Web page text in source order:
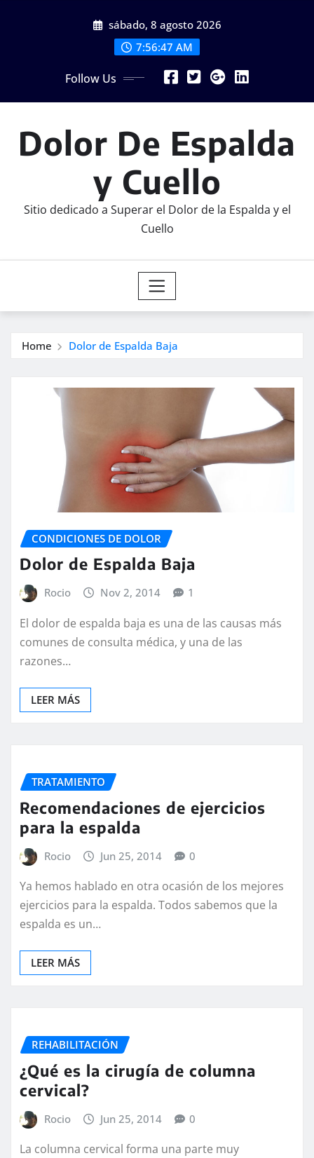
sábado, 8 agosto 2026
7:56:47 AM
Follow Us
Dolor De Espalda
y Cuello
Sitio dedicado a Superar el Dolor de la Espalda y el
Cuello
Home Dolor de Espalda Baja
CONDICIONES DE DOLOR
Dolor de Espalda Baja
Rocio Nov 2, 2014 1
El dolor de espalda baja es una de las causas más
comunes de consulta médica, y una de las
razones…
LEER MÁS
TRATAMIENTO
Recomendaciones de ejercicios
para la espalda
Rocio Jun 25, 2014 0
Ya hemos hablado en otra ocasión de los mejores
ejercicios para la espalda. Todos sabemos que la
espalda es un…
LEER MÁS
REHABILITACIÓN
¿Qué es la cirugía de columna
cervical?
Rocio Jun 25, 2014 0
La columna cervical forma una parte muy